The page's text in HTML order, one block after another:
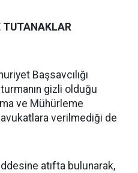
TUTANAKLAR
Başsavcılığı
gizli olduğu
ve Mühürleme
avukatlara verilmediği de
atıfta bulunarak,